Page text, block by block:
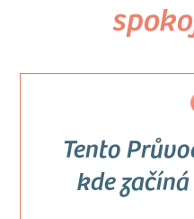
Tento
kde